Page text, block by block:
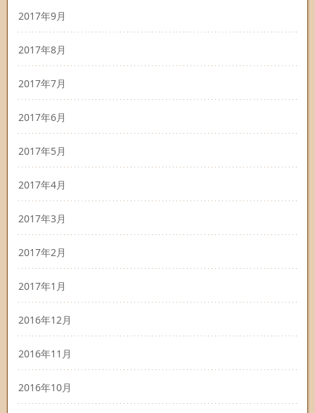
2017年9月
2017年8月
2017年7月
2017年6月
2017年5月
2017年4月
2017年3月
2017年2月
2017年1月
2016年12月
2016年11月
2016年10月